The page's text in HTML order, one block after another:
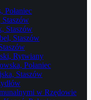
Połaniec
Staszów
Staszów
Staszów
Rytwiany
Połaniec
Staszów
w Rzędowie